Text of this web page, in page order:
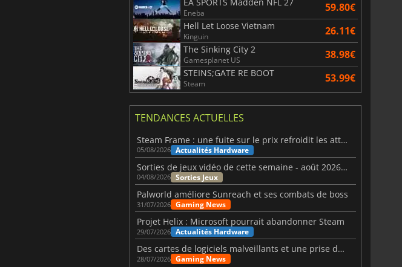
Eneba 59.80€
Hell Let Loose Vietnam
Kinguin 26.11€
The Sinking City 2
Gamesplanet US 38.98€
STEINS;GATE RE BOOT
Steam 53.99€
TENDANCES ACTUELLES
Steam Frame : une fuite sur le prix refroidit les attentes VR
05/08/2026 Actualités Hardware
Sorties de jeux vidéo de cette semaine - août 2026 (semaine 32)
04/08/2026 Sorties Jeux
Palworld améliore Sunreach et ses combats de boss
31/07/2026 Gaming News
Projet Helix : Microsoft pourrait abandonner Steam
29/07/2026 Actualités Hardware
Des cartes de logiciels malveillants et une prise de contrôle de Discord ont touché Meccha Chameleon
28/07/2026 Gaming News